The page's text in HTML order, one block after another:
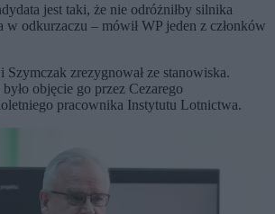
jest taki, że nie odróżniłby silnika
w odkurzaczu – mówił WP jeden z członków
zrezygnował ze stanowiska.
objęcie go przez Cezarego
pracownika Instytutu Lotnictwa.